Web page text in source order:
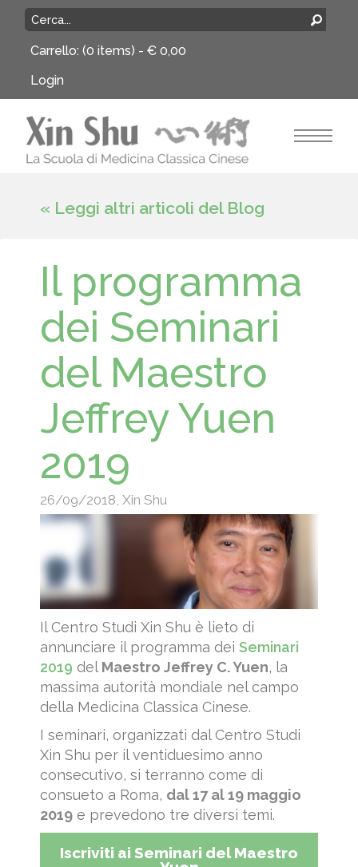
Carrello: (0 items) - € 0,00
Login
« Leggi altri articoli del Blog
Il programma
dei Seminari
del Maestro
Jeffrey Yuen
2019
26/09/2018, Xin Shu
Il Centro Studi Xin Shu è lieto di
annunciare il programma dei Seminari
2019 delMaestro Jeffrey C. Yuen, la
massima autorità mondiale nel campo
della Medicina Classica Cinese.
I seminari, organizzati dal Centro Studi
Xin Shu per il ventiduesimo anno
consecutivo, si terranno come di
consueto a Roma, dal 17 al 19 maggio
2019 e prevedono tre diversi temi.
Iscriviti ai Seminari del Maestro